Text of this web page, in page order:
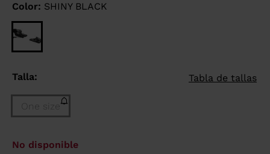
Color: SHINY BLACK
Talla: Tabla de tallas
One size
Talla
No disponible